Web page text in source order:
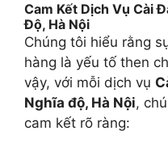
Cam Kết Dịch Vụ Cài
Độ, Hà Nội
Chúng tôi hiểu rằng
hàng là yếu tố then
vậy, với mỗi dịch vụ
Nghĩa độ, Hà Nội,
cam kết rõ ràng: